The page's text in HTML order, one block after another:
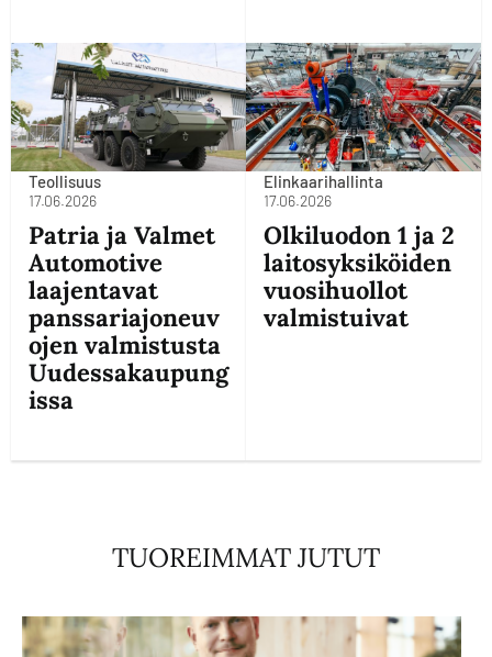
Teollisuus
17.06.2026
Patria ja Valmet
Automotive
laajentavat
panssariajoneuv
ojen valmistusta
Uudessakaupung
issa
Elinkaarihallinta
17.06.2026
Olkiluodon 1 ja 2
laitosyksiköiden
vuosihuollot
valmistuivat
TUOREIMMAT JUTUT